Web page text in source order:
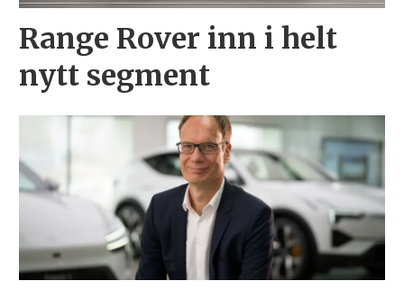
Range Rover inn i helt
nytt segment